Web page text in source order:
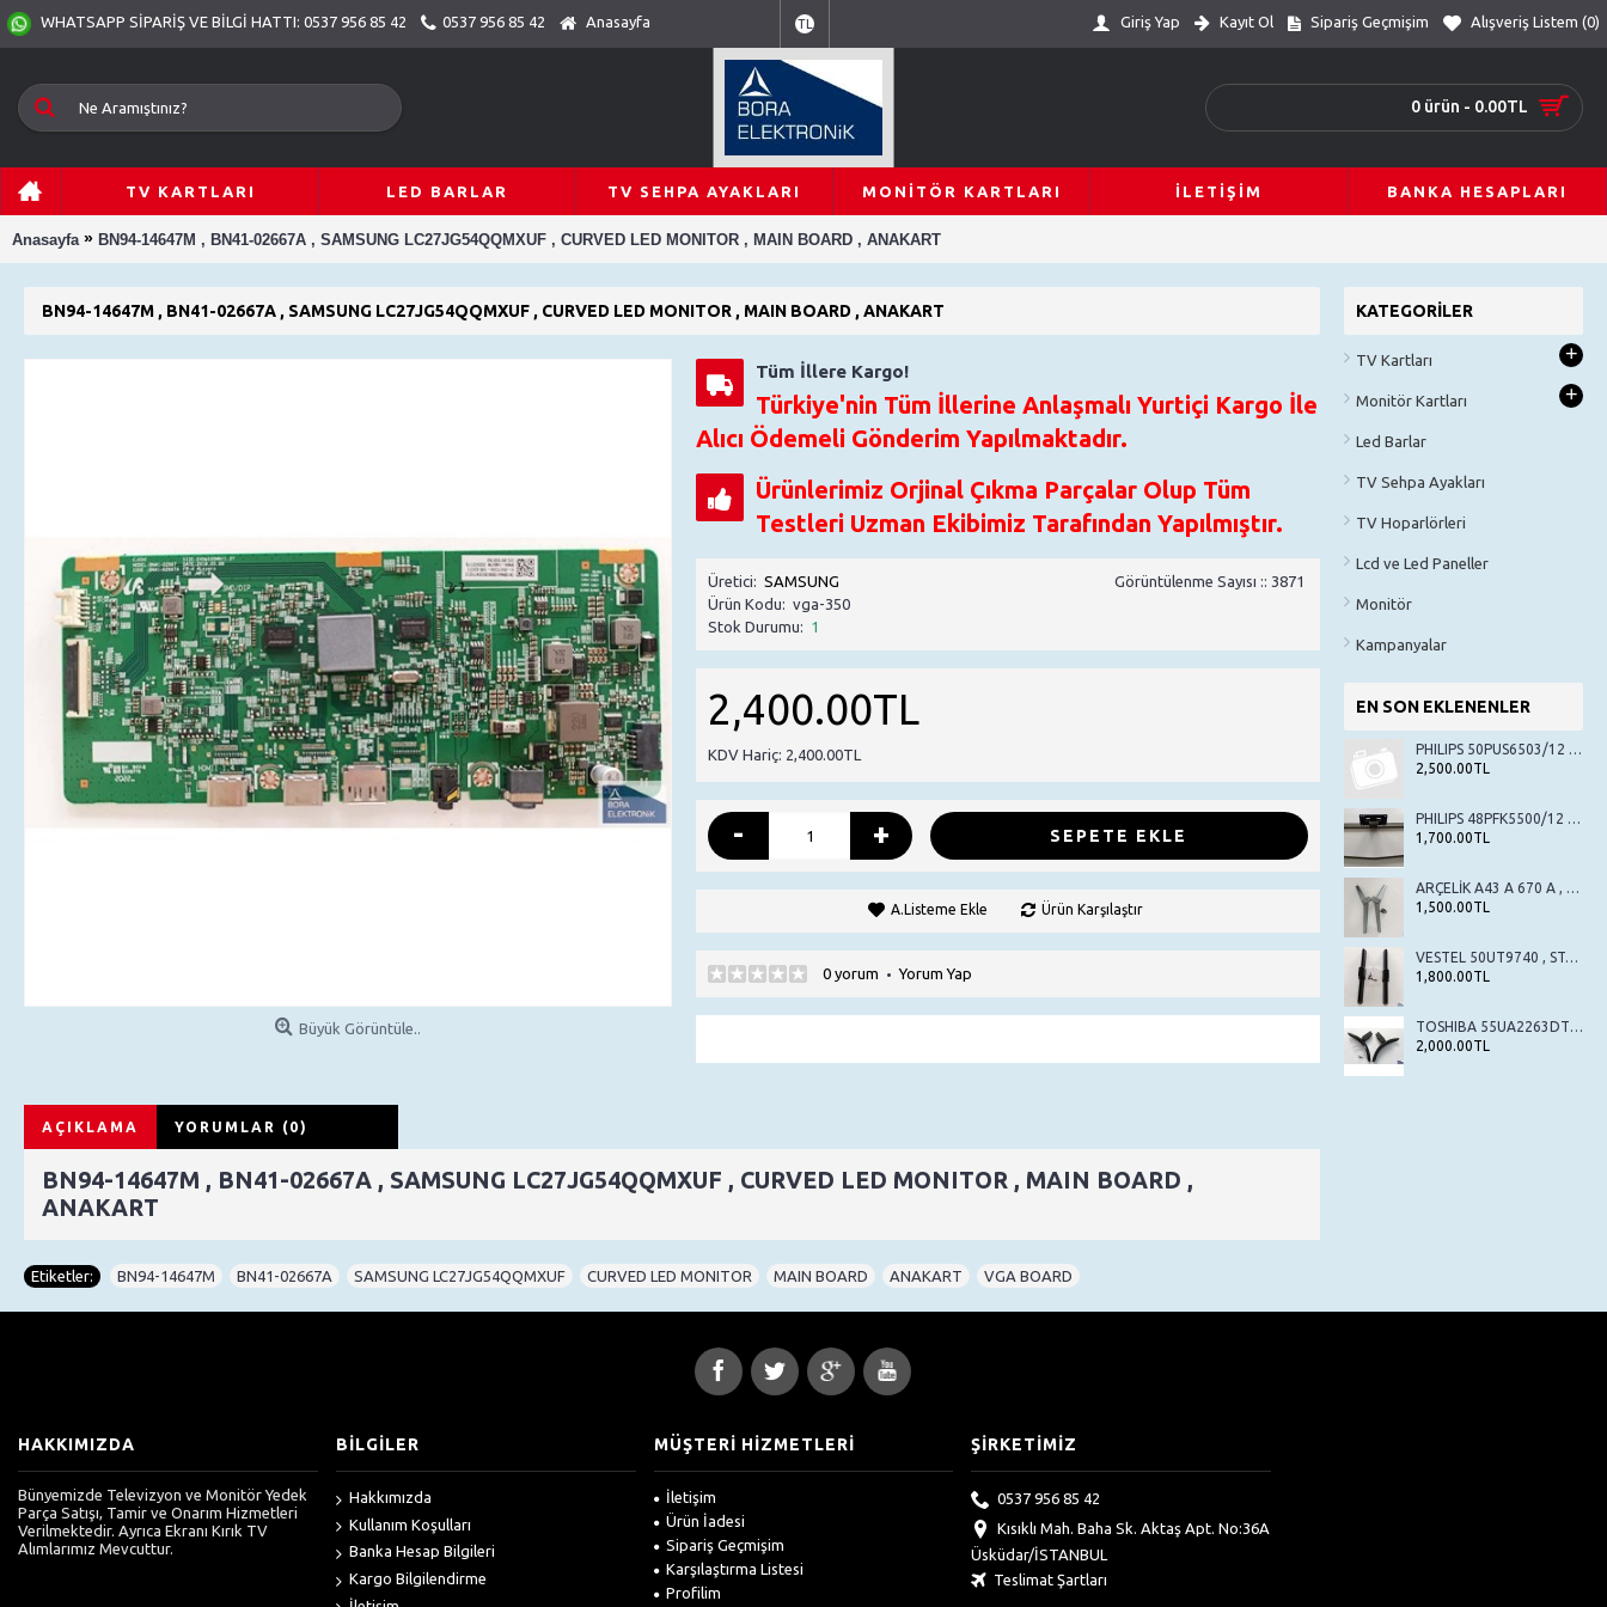
WHATSAPP SİPARİŞ VE BİLGİ HATTI: 0537 956 85 42 0537 956 85 42 Anasayfa TL Giriş Yap Kayıt Ol Sipariş Geçmişim Alışveriş Listem (0)
0 ürün - 0.00TL
TV KARTLARI LED BARLAR TV SEHPA AYAKLARI MONITÖR KARTLARI İLETIŞIM BANKA HESAPLARI
Anasayfa » BN94-14647M , BN41-02667A , SAMSUNG LC27JG54QQMXUF , CURVED LED MONITOR , MAIN BOARD , ANAKART
KATEGORILER
TV Kartları +
Monitör Kartları +
Led Barlar
TV Sehpa Ayakları
TV Hoparlörleri
Lcd ve Led Paneller
Monitör
Kampanyalar
EN SON EKLENENLER
PHILIPS 50PUS6503/12 , STAND , TV AYAK , SEHPA AYAK
2,500.00TL
PHILIPS 48PFK5500/12 , STAND , TV AYAK , SEHPA AYAK
1,700.00TL
ARÇELİK A43 A 670 A , BEKO B43 A 670 A , STAND , TV AYAK , SEHPA AYAK
1,500.00TL
VESTEL 50UT9740 , STAND , TV AYAK , SEHPA AYAK
1,800.00TL
TOSHIBA 55UA2263DT , STAND , TV AYAK , SEHPA AYAK
2,000.00TL
BN94-14647M , BN41-02667A , SAMSUNG LC27JG54QQMXUF , CURVED LED MONITOR , MAIN BOARD , ANAKART
Büyük Görüntüle..
Tüm İllere Kargo!
Türkiye'nin Tüm İllerine Anlaşmalı Yurtiçi Kargo İle
Alıcı Ödemeli Gönderim Yapılmaktadır.
Ürünlerimiz Orjinal Çıkma Parçalar Olup Tüm
Testleri Uzman Ekibimiz Tarafından Yapılmıştır.
Görüntülenme Sayısı :: 3871
Üretici: SAMSUNG
Ürün Kodu: vga-350
Stok Durumu: 1
2,400.00TL
KDV Hariç: 2,400.00TL
- + SEPETE EKLE
A.Listeme Ekle Ürün Karşılaştır
0 yorum •Yorum Yap
AÇIKLAMA YORUMLAR (0)
BN94-14647M , BN41-02667A , SAMSUNG LC27JG54QQMXUF , CURVED LED MONITOR , MAIN BOARD ,
ANAKART
Etiketler: BN94-14647M BN41-02667A SAMSUNG LC27JG54QQMXUF CURVED LED MONITOR MAIN BOARD ANAKART VGA BOARD
HAKKIMIZDA
Bünyemizde Televizyon ve Monitör Yedek
Parça Satışı, Tamir ve Onarım Hizmetleri
Verilmektedir. Ayrıca Ekranı Kırık TV
Alımlarımız Mevcuttur.
BİLGİLER
Hakkımızda
Kullanım Koşulları
Banka Hesap Bilgileri
Kargo Bilgilendirme
MÜŞTERİ HİZMETLERİ
İletişim
Ürün İadesi
Sipariş Geçmişim
Karşılaştırma Listesi
Profilim
ŞİRKETİMİZ
0537 956 85 42
Kısıklı Mah. Baha Sk. Aktaş Apt. No:36A
Üsküdar/İSTANBUL
Teslimat Şartları